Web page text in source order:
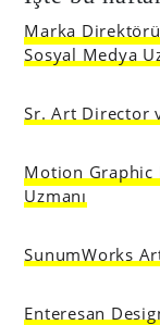
Marka
Sosyal Medya
Sr. Art Director
Motion Graphic
Uzmanı
SunumWorks
Enteresan